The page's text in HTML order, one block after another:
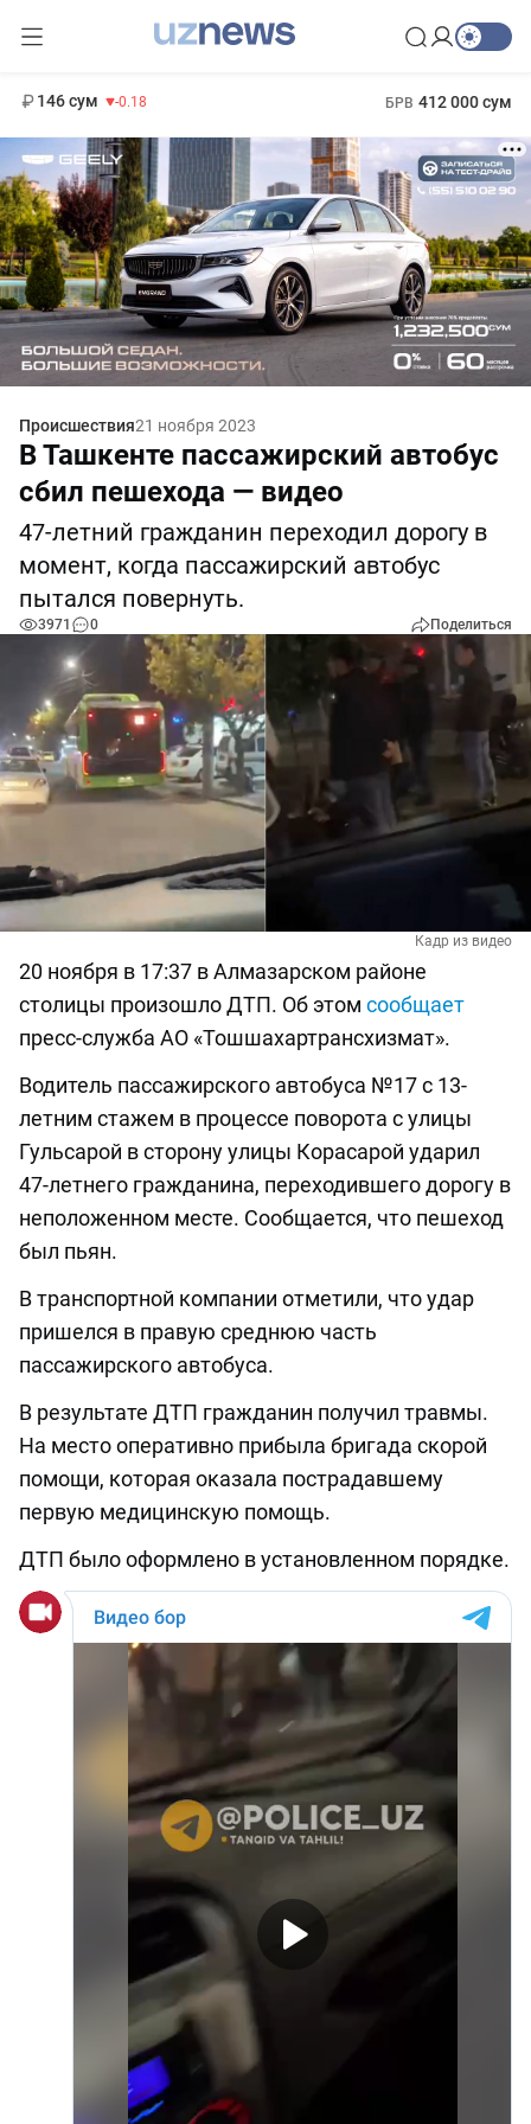
146 сум -0.18 БРВ 412 000 сум
Происшествия21 ноября 2023
В Ташкенте пассажирский автобус
сбил пешехода — видео
47-летний гражданин переходил дорогу в
момент, когда пассажирский автобус
пытался повернуть.
3971 0 Поделиться
Кадр из видео
20 ноября в 17:37 в Алмазарском районе
столицы произошло ДТП. Об этом сообщает
пресс-служба АО «Тошшахартрансхизмат».
Водитель пассажирского автобуса №17 с 13-
летним стажем в процессе поворота с улицы
Гульсарой в сторону улицы Корасарой ударил
47-летнего гражданина, переходившего дорогу в
неположенном месте. Сообщается, что пешеход
был пьян.
В транспортной компании отметили, что удар
пришелся в правую среднюю часть
пассажирского автобуса.
В результате ДТП гражданин получил травмы.
На место оперативно прибыла бригада скорой
помощи, которая оказала пострадавшему
первую медицинскую помощь.
ДТП было оформлено в установленном порядке.